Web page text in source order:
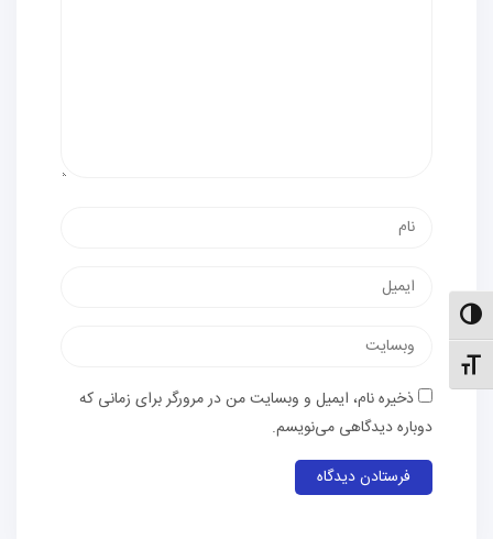
حالت کنتراست بالا
تنظیم اندازهٔ فونت
پست
وب‌سایت
ذخیره نام، ایمیل و وبسایت من در مرورگر برای زمانی که
دوباره دیدگاهی می‌نویسم.